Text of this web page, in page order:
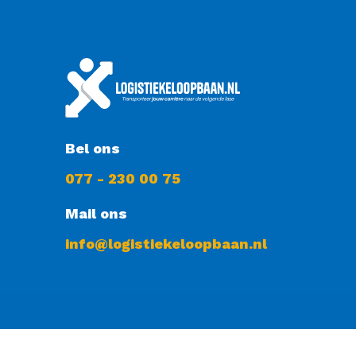
Bel ons
077 - 230 00 75
Mail ons
info@logistiekeloopbaan.nl